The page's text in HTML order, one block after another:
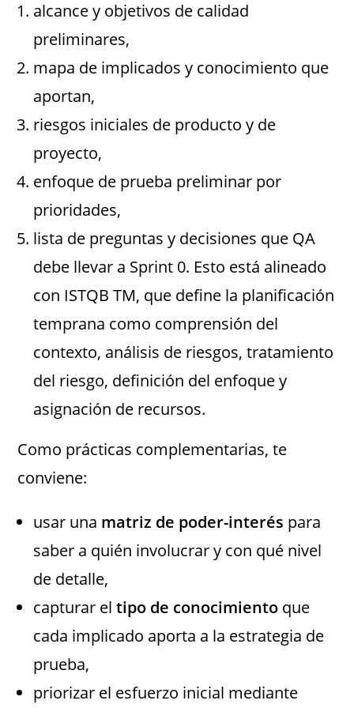
alcance y objetivos de calidad
preliminares,
mapa de implicados y conocimiento que
aportan,
riesgos iniciales de producto y de
proyecto,
enfoque de prueba preliminar por
prioridades,
lista de preguntas y decisiones que QA
debe llevar a Sprint 0. Esto está alineado
con ISTQB TM, que define la planificación
temprana como comprensión del
contexto, análisis de riesgos, tratamiento
del riesgo, definición del enfoque y
asignación de recursos.
Como prácticas complementarias, te
conviene:
usar una matriz de poder-interés para
saber a quién involucrar y con qué nivel
de detalle,
capturar eltipo de conocimiento que
cada implicado aporta a la estrategia de
prueba,
priorizar el esfuerzo inicial mediante